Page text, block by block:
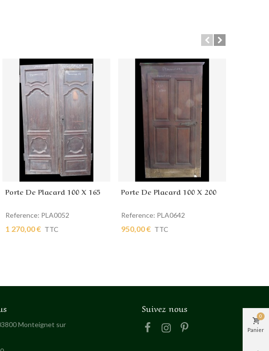
Ajouter au panier
Porte De Placard 100 X 165
Reference: PLA0052
1 270,00 € TTC
Ajouter au panier
Porte De Placard 100 X 200
Reference: PLA0642
950,00 € TTC
Monteignet sur
Suivez nous
Panier
0